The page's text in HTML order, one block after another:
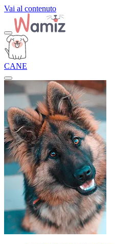
Vai al contenuto
CANE